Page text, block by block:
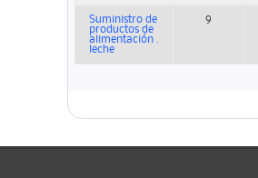
Suministro de
productos de
alimentación .
leche
9